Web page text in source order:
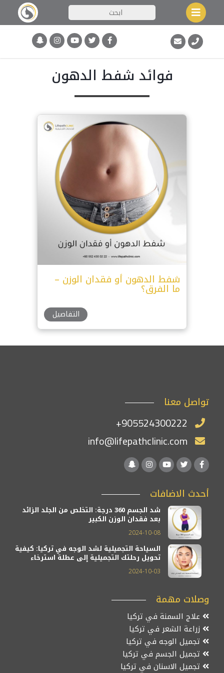
فوائد شفط الدهون
شفط الدهون أو فقدان الوزن –
ما الفرق؟
التفاصيل
تواصل معنا
+905524300222
info@lifepathclinic.com
أحدث الاضافات
شد الجسم 360 درجة: التخلص من الجلد الزائد
بعد فقدان الوزن الكبير
2024-10-08
السياحة التجميلية لشد الوجه في تركيا: كيفية
تحويل رحلتك التجميلية إلى عطلة استرخاء
2024-10-03
وصلات مهمة
علاج السمنة في تركيا
زراعة الشعر في تركيا
تجميل الوجه في تركيا
تجميل الجسم في تركيا
تجميل الاسنان في تركيا